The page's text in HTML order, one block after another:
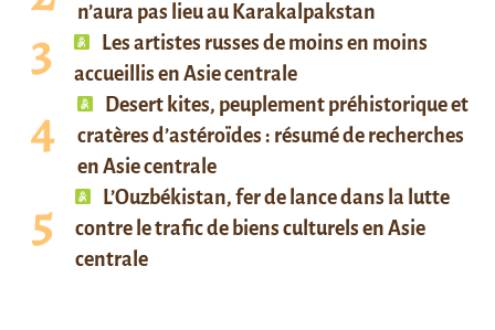
n’aura pas lieu au Karakalpakstan
Les artistes russes de moins en moins
accueillis en Asie centrale
Desert kites, peuplement préhistorique et
cratères d’astéroïdes : résumé de recherches
en Asie centrale
L’Ouzbékistan, fer de lance dans la lutte
contre le trafic de biens culturels en Asie
centrale